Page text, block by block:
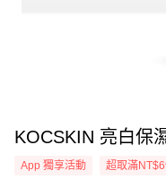
KOCSKIN 亮白保
App 獨享活動 超取滿